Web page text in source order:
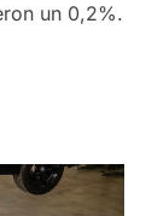
un 0,2%.